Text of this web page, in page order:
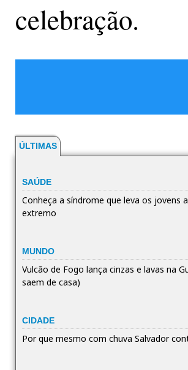
celebração.
ÚLTIMAS
SAÚDE
Conheça a síndrome que leva os jovens
extremo
MUNDO
Vulcão de Fogo lança cinzas e lavas na
saem de casa)
CIDADE
Por que mesmo com chuva Salvador